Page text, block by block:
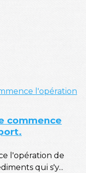
commence
l'opération de
qui s'y...